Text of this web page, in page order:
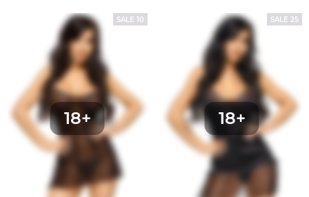
SALE 10 SALE 25